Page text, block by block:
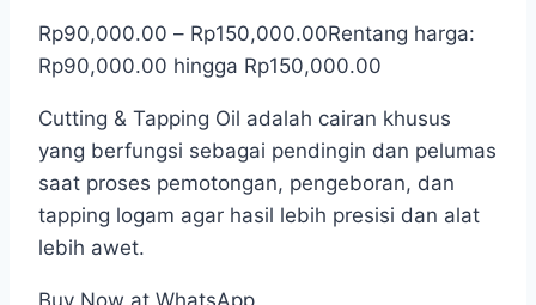
Rp90,000.00 – Rp150,000.00Rentang harga:
Rp90,000.00 hingga Rp150,000.00
Cutting & Tapping Oil adalah cairan khusus
yang berfungsi sebagai pendingin dan pelumas
saat proses pemotongan, pengeboran, dan
tapping logam agar hasil lebih presisi dan alat
lebih awet.
Buy Now at WhatsApp